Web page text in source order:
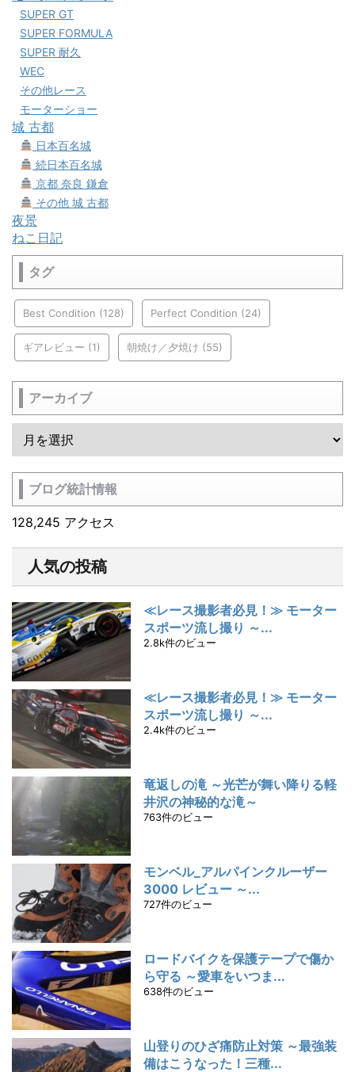
SUPER GT
SUPER FORMULA
SUPER 耐久
WEC
その他レース
モーターショー
城 古都
日本百名城
続日本百名城
京都 奈良 鎌倉
その他 城 古都
夜景
ねこ日記
タグ
Best Condition (128) Perfect Condition (24)
ギアレビュー (1) 朝焼け／夕焼け (55)
アーカイブ
ブログ統計情報
128,245 アクセス
人気の投稿
≪レース撮影者必見！≫ モーター
スポーツ流し撮り ～...
2.8k件のビュー
≪レース撮影者必見！≫ モーター
スポーツ流し撮り ～...
2.4k件のビュー
竜返しの滝 ～光芒が舞い降りる軽
井沢の神秘的な滝～
763件のビュー
モンベル_アルパインクルーザー
3000 レビュー ～...
727件のビュー
ロードバイクを保護テープで傷か
ら守る ～愛車をいつま...
638件のビュー
山登りのひざ痛防止対策 ～最強装
備はこうなった！三種...